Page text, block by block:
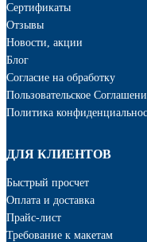
Сертификаты
Отзывы
Новости, акции
Блог
Cогласие на обработку
Пользовательское
Политика
ДЛЯ КЛИЕНТОВ
Быстрый просчет
Оплата и доставка
Прайс-лист
Требование к макетам